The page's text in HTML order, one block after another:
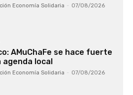
Economía Solidaria - 07/08/2026
AMuChaFe se hace fuerte
agenda local
Economía Solidaria - 07/08/2026